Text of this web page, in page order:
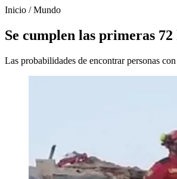
Inicio /Mundo
Se cumplen las primeras
Las probabilidades de encontrar personas